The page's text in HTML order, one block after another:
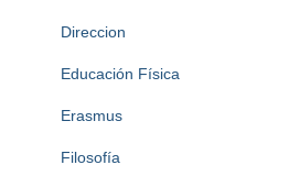
Direccion
Educación Física
Erasmus
Filosofía